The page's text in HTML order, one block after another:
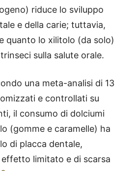
riduce lo sviluppo
e della carie; tuttavia,
quanto lo xilitolo (da solo)
sulla salute orale.
una meta-analisi di 13
e controllati su
il consumo di dolciumi
(gomme e caramelle) ha
di placca dentale,
limitato e di scarsa